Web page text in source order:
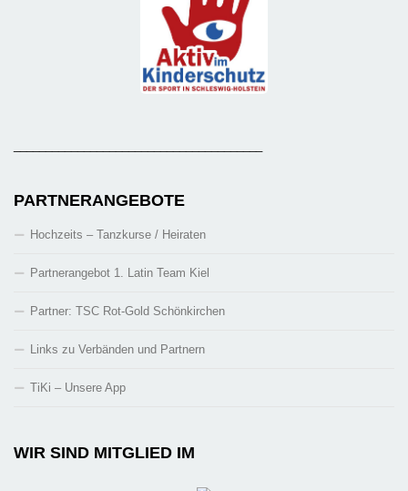
PARTNERANGEBOTE
Hochzeits – Tanzkurse / Heiraten
Partnerangebot 1. Latin Team Kiel
Partner: TSC Rot-Gold Schönkirchen
Links zu Verbänden und Partnern
TiKi – Unsere App
WIR SIND MITGLIED IM